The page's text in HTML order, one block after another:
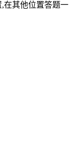
在其他位置答题一